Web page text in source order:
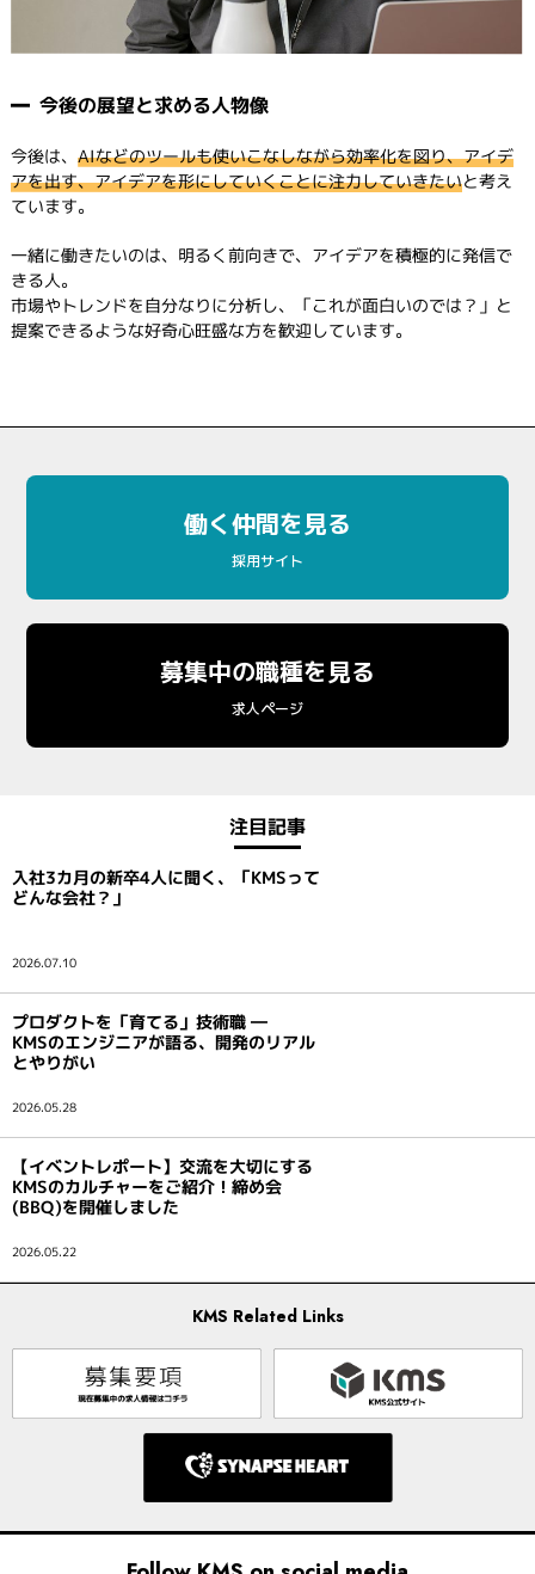
今後の展望と求める人物像
今後は、AIなどのツールも使いこなしながら効率化を図り、アイデ
アを出す、アイデアを形にしていくことに注力していきたいと考え
ています。
一緒に働きたいのは、明るく前向きで、アイデアを積極的に発信で
きる人。
市場やトレンドを自分なりに分析し、「これが面白いのでは？」と
提案できるような好奇心旺盛な方を歓迎しています。
働く仲間を見る
採用サイト
募集中の職種を見る
求人ページ
注目記事
2026.07.10
入社3カ月の新卒4人に聞く、「KMSって
どんな会社？」
2026.05.28
プロダクトを「育てる」技術職 ―
KMSのエンジニアが語る、開発のリアル
とやりがい
2026.05.22
【イベントレポート】交流を大切にする
KMSのカルチャーをご紹介！締め会
(BBQ)を開催しました
KMS Related Links